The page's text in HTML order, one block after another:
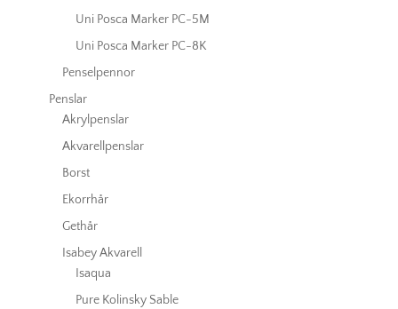
Uni Posca Marker PC-5M
Uni Posca Marker PC-8K
Penselpennor
Penslar
Akrylpenslar
Akvarellpenslar
Borst
Ekorrhår
Gethår
Isabey Akvarell
Isaqua
Pure Kolinsky Sable